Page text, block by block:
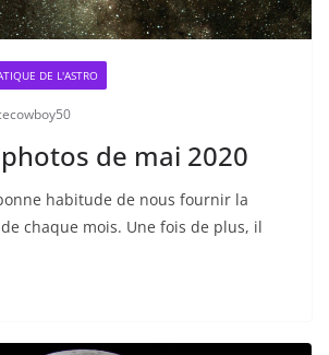
DE L'ASTRO
de mai 2020
habitude de nous fournir la
chaque mois. Une fois de plus, il